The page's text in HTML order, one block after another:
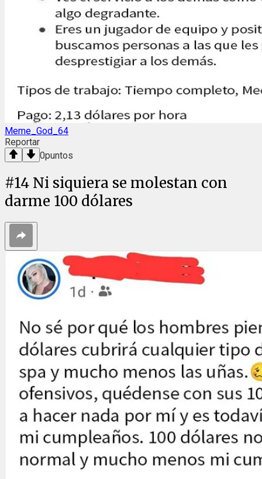
Meme_God_64
Reportar
0puntos
#14 Ni siquiera se molestan con
darme 100 dólares